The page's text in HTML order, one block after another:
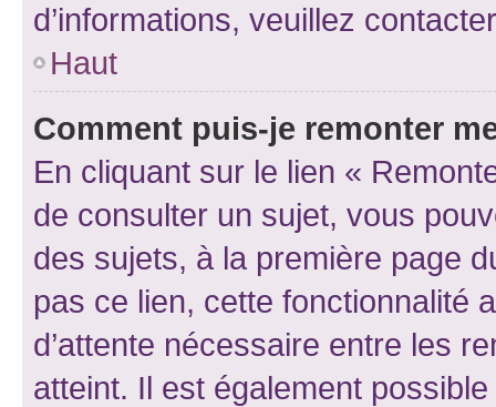
d’informations, veuillez
Haut
Comment puis-je remonter
En cliquant sur le lien «
de consulter un sujet, vous
des sujets, à la première page
pas ce lien, cette fonctionnalité
d’attente nécessaire entre les
atteint. Il est également